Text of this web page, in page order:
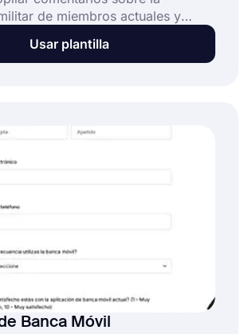
de miembros actuales y
datos recopilados se utilizarán
mejor las necesidades y
Usar plantilla
Banca Móvil